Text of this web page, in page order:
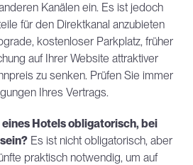
Kanälen ein. Es ist jedoch
für den Direktkanal anzubieten
kostenloser Parkplatz, früher
auf Ihrer Website attraktiver
zu senken. Prüfen Sie immer
Ihres Vertrags.
Hotels obligatorisch, bei
Es ist nicht obligatorisch, aber
praktisch notwendig, um auf